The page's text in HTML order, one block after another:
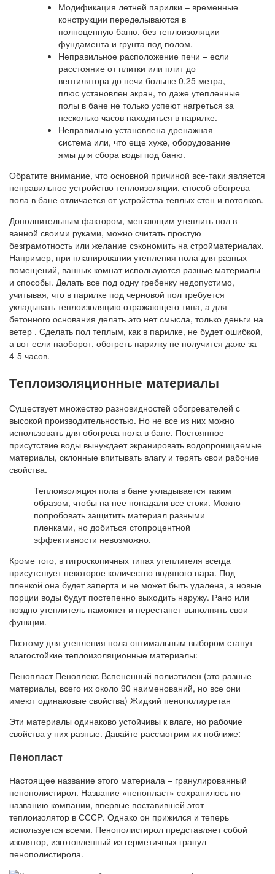
Модификация летней парилки – временные
конструкции переделываются в
полноценную баню, без теплоизоляции
фундамента и грунта под полом.
Неправильное расположение печи – если
расстояние от плитки или плит до
вентилятора до печи больше 0,25 метра,
плюс установлен экран, то даже утепленные
полы в бане не только успеют нагреться за
несколько часов находиться в парилке.
Неправильно установлена ​​дренажная
система или, что еще хуже, оборудование
ямы для сбора воды под баню.
Обратите внимание, что основной причиной все-таки является
неправильное устройство теплоизоляции, способ обогрева
пола в бане отличается от устройства теплых стен и потолков.
Дополнительным фактором, мешающим утеплить пол в
ванной своими руками, можно считать простую
безграмотность или желание сэкономить на стройматериалах.
Например, при планировании утепления пола для разных
помещений, ванных комнат используются разные материалы
и способы. Делать все под одну гребенку недопустимо,
учитывая, что в парилке под черновой пол требуется
укладывать теплоизоляцию отражающего типа, а для
бетонного основания делать это нет смысла, только деньги на
ветер . Сделать пол теплым, как в парилке, не будет ошибкой,
а вот если наоборот, обогреть парилку не получится даже за
4-5 часов.
Теплоизоляционные материалы
Существует множество разновидностей обогревателей с
высокой производительностью. Но не все из них можно
использовать для обогрева пола в бане. Постоянное
присутствие воды вынуждает экранировать водопроницаемые
материалы, склонные впитывать влагу и терять свои рабочие
свойства.
Теплоизоляция пола в бане укладывается таким
образом, чтобы на нее попадали все стоки. Можно
попробовать защитить материал разными
пленками, но добиться стопроцентной
эффективности невозможно.
Кроме того, в гигроскопичных типах утеплителя всегда
присутствует некоторое количество водяного пара. Под
пленкой она будет заперта и не может быть удалена, а новые
порции воды будут постепенно выходить наружу. Рано или
поздно утеплитель намокнет и перестанет выполнять свои
функции.
Поэтому для утепления пола оптимальным выбором станут
влагостойкие теплоизоляционные материалы:
Пенопласт Пеноплекс Вспененный полиэтилен (это разные
материалы, всего их около 90 наименований, но все они
имеют одинаковые свойства) Жидкий пенополиуретан
Эти материалы одинаково устойчивы к влаге, но рабочие
свойства у них разные. Давайте рассмотрим их поближе:
Пенопласт
Настоящее название этого материала – гранулированный
пенополистирол. Название «пенопласт» сохранилось по
названию компании, впервые поставившей этот
теплоизолятор в СССР. Однако он прижился и теперь
используется всеми. Пенополистирол представляет собой
изолятор, изготовленный из герметичных гранул
пенополистирола.